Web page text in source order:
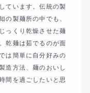
ています。伝統の製
の製麺所の中でも、
っくり乾燥させた麺
乾麺は茹でるのが面
は簡単に自分好みの
造方法、麺のおいし
間を過ごしたいと思